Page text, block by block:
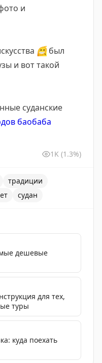
и
😁был
и вот такой
суданские
баобаба
1K (1.3%)
традиции
судан
дешевые
для тех,
туры
куда поехать